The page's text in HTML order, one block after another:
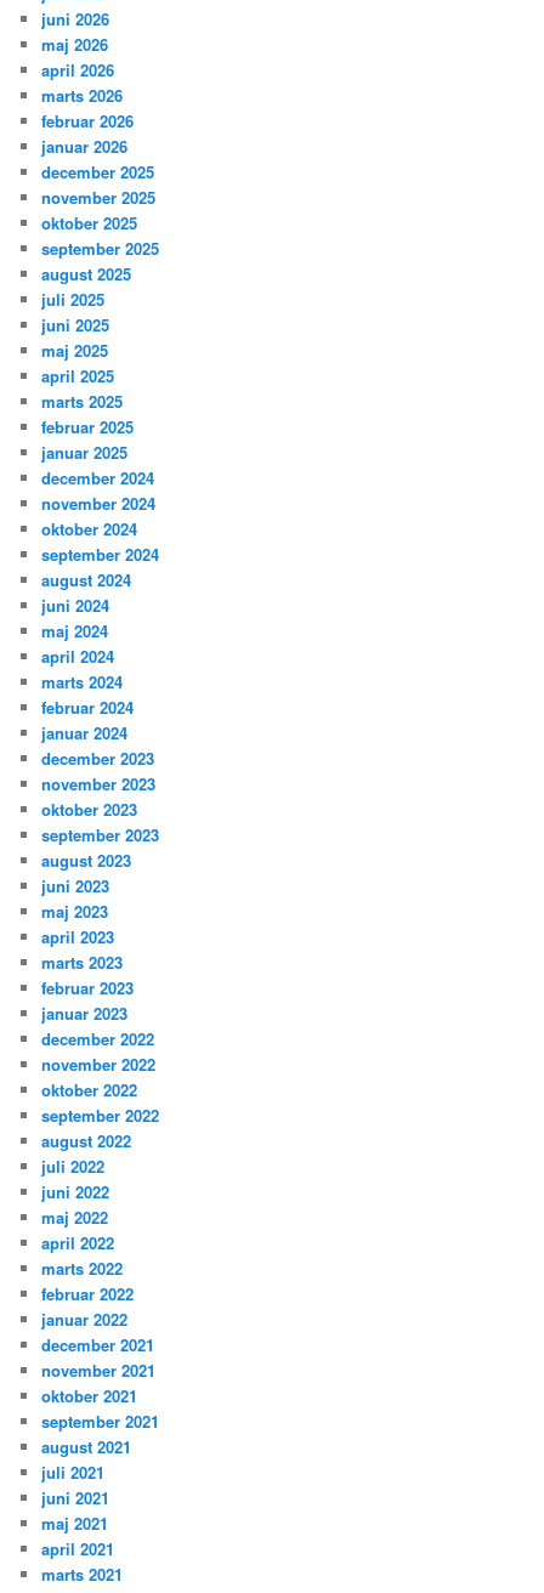
juni 2026
maj 2026
april 2026
marts 2026
februar 2026
januar 2026
december 2025
november 2025
oktober 2025
september 2025
august 2025
juli 2025
juni 2025
maj 2025
april 2025
marts 2025
februar 2025
januar 2025
december 2024
november 2024
oktober 2024
september 2024
august 2024
juni 2024
maj 2024
april 2024
marts 2024
februar 2024
januar 2024
december 2023
november 2023
oktober 2023
september 2023
august 2023
juni 2023
maj 2023
april 2023
marts 2023
februar 2023
januar 2023
december 2022
november 2022
oktober 2022
september 2022
august 2022
juli 2022
juni 2022
maj 2022
april 2022
marts 2022
februar 2022
januar 2022
december 2021
november 2021
oktober 2021
september 2021
august 2021
juli 2021
juni 2021
maj 2021
april 2021
marts 2021